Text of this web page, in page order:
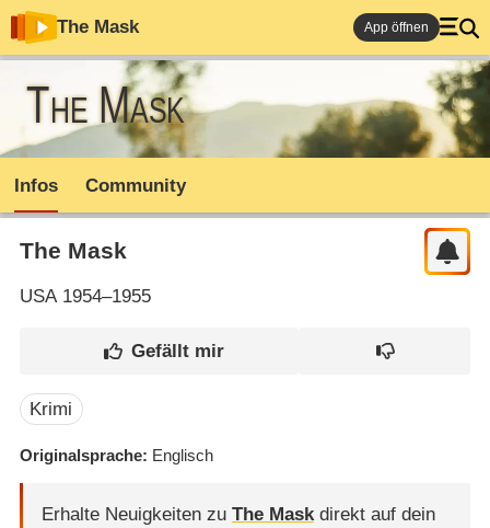
The Mask App öffnen
The Mask
Infos Community
The Mask
USA1954–1955
Krimi
Originalsprache Englisch
Erhalte Neuigkeiten zu The Maskdirekt auf dein